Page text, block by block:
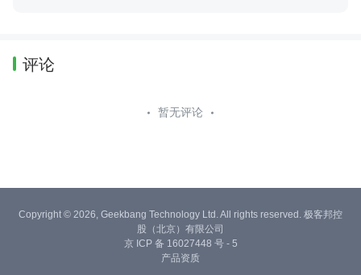
评论
暂无评论
Copyright © 2026, Geekbang Technology Ltd. All rights reserved. 极客邦控
股（北京）有限公司
京 ICP 备 16027448 号 - 5
产品资质